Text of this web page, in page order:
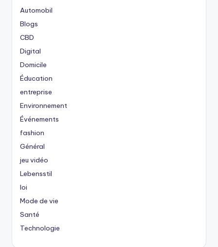
Automobil
Blogs
CBD
Digital
Domicile
Éducation
entreprise
Environnement
Événements
fashion
Général
jeu vidéo
Lebensstil
loi
Mode de vie
Santé
Technologie